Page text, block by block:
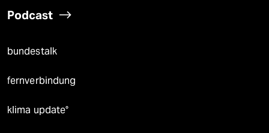
Podcast
bundestalk
fernverbindung
klima update°